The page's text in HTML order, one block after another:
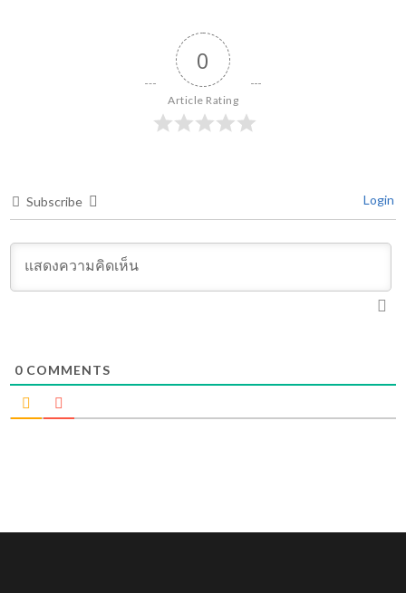
0
Article Rating
Subscribe Login
0 COMMENTS